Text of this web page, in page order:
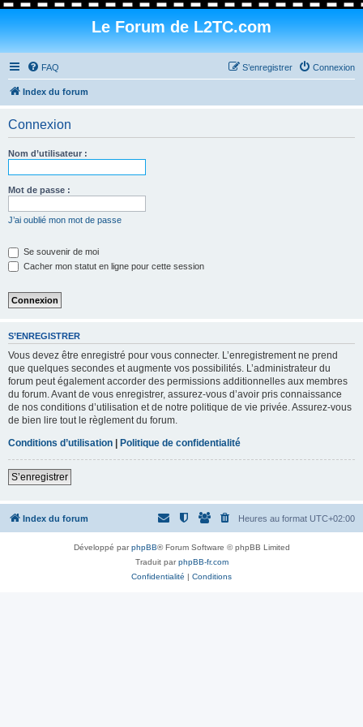
Le Forum de L2TC.com
FAQ Connexion
S’enregistrer
Index du forum
Connexion
Nom d’utilisateur :
Mot de passe :
J’ai oublié mon mot de passe
Se souvenir de moi
Cacher mon statut en ligne pour cette session
S’ENREGISTRER
Vous devez être enregistré pour vous connecter. L’enregistrement ne prend
que quelques secondes et augmente vos possibilités. L’administrateur du
forum peut également accorder des permissions additionnelles aux membres
du forum. Avant de vous enregistrer, assurez-vous d’avoir pris connaissance
de nos conditions d’utilisation et de notre politique de vie privée. Assurez-vous
de bien lire tout le règlement du forum.
Conditions d’utilisation | Politique de confidentialité
S’enregistrer
Index du forum Heures au format UTC+02:00
Développé parphpBB® Forum Software © phpBB Limited
Traduit parphpBB-fr.com
Confidentialité | Conditions